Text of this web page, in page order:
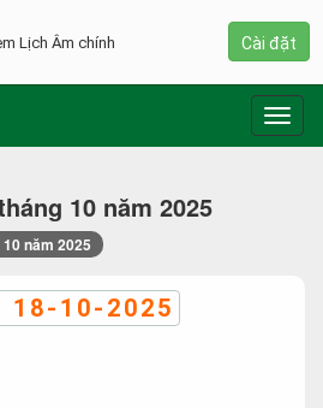
10 năm 2025
năm 2025
18-10-2025
Lịch Âm chính
Cài đặt